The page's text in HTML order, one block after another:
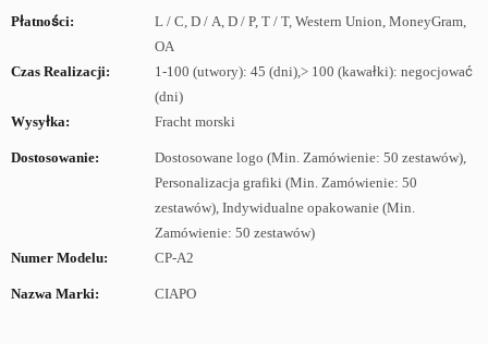
Płatności:
L / C, D / A, D / P, T / T, Western Union, MoneyGram,
OA
Czas Realizacji:
1-100 (utwory): 45 (dni),> 100 (kawałki): negocjować
(dni)
Wysyłka:
Fracht morski
Dostosowanie:
Dostosowane logo (Min. Zamówienie: 50 zestawów),
Personalizacja grafiki (Min. Zamówienie: 50
zestawów), Indywidualne opakowanie (Min.
Zamówienie: 50 zestawów)
Numer Modelu:
CP-A2
Nazwa Marki: CIAPO